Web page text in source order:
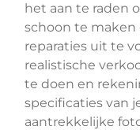
het aan te raden
schoon te
reparaties uit te
realistische
te doen en
specificaties van
aantrekkelijke